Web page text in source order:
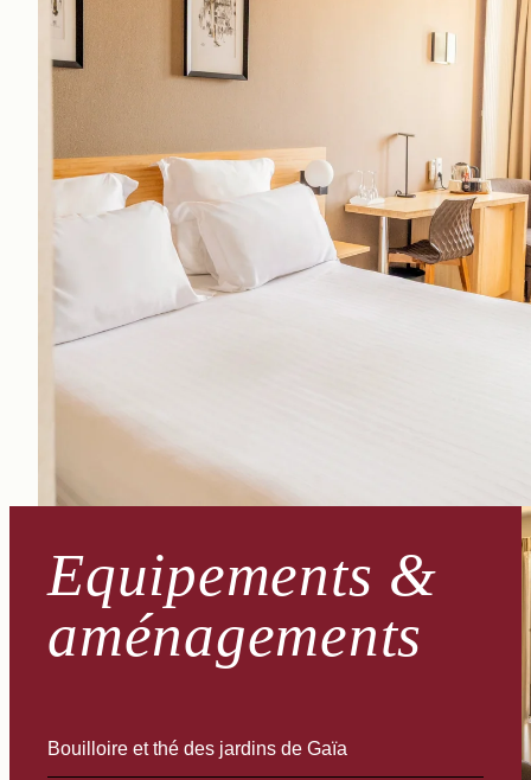
Equipements &
aménagements
Bouilloire et thé des jardins de Gaïa